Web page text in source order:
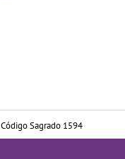
Código Sagrado 1594